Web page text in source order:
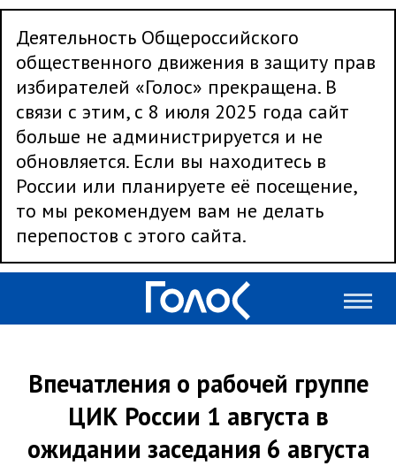
Деятельность Общероссийского
общественного движения в защиту прав
избирателей «Голос» прекращена. В
связи с этим, с 8 июля 2025 года сайт
больше не администрируется и не
обновляется. Если вы находитесь в
России или планируете её посещение,
то мы рекомендуем вам не делать
перепостов с этого сайта.
Впечатления о рабочей группе
ЦИК России 1 августа в
ожидании заседания 6 августа